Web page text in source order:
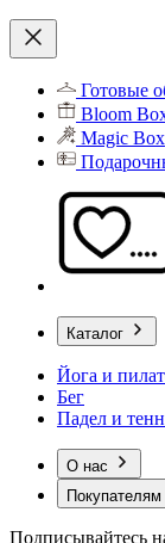
Готовые
Bloom
Magic Box
Каталог
Йога и
Бег
Падел и
О нас
Покупателям
Подписывайтесь